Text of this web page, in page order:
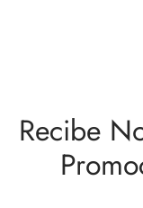
Recibe